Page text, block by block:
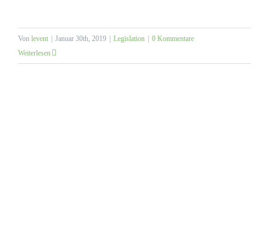
Von levent Januar 30th, 2019 Legislation
0 Kommentare
Weiterlesen